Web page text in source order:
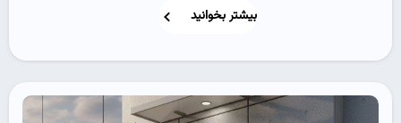
بیشتر بخوانید